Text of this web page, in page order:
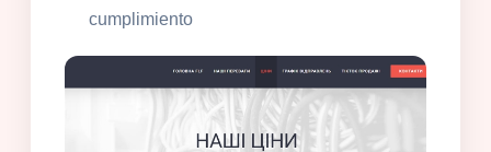
cumplimiento